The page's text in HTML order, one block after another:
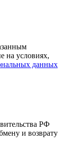
на условиях,
данных
РФ
и возврату